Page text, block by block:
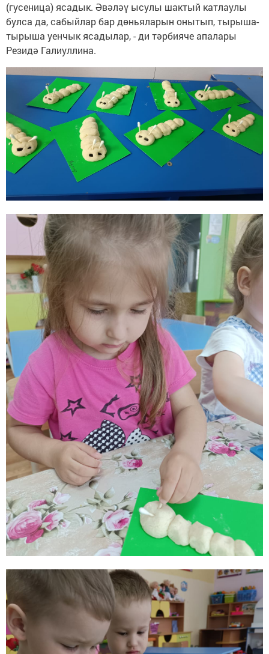
(гусеница) ясадык. Әвәләү ысулы шактый катлаулы
булса да, сабыйлар бар дөньяларын онытып, тырыша-
тырыша уенчык ясадылар, - ди тәрбияче апалары
Резидә Галиуллина.